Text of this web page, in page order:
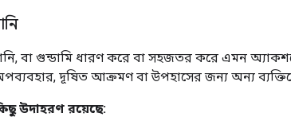
বা গুন্ডামি ধারণ করে বা সহজতর করে এমন
অপব্যবহার, দূষিত আক্রমণ বা উপহাসের জন্য অন্য
উদাহরণ রয়েছে: